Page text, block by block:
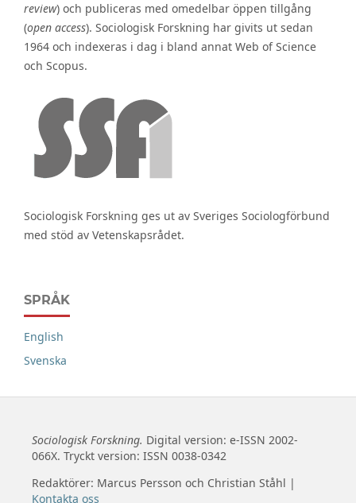
review) och publiceras med omedelbar öppen tillgång
(open access). Sociologisk Forskning har givits ut sedan
1964 och indexeras i dag i bland annat Web of Science
och Scopus.
Sociologisk Forskning ges ut av Sveriges Sociologförbund
med stöd av Vetenskapsrådet.
SPRÅK
English
Svenska
Sociologisk Forskning. Digital version: e-ISSN 2002-
066X. Tryckt version: ISSN 0038-0342
Redaktörer: Marcus Persson och Christian Ståhl |
Kontakta oss